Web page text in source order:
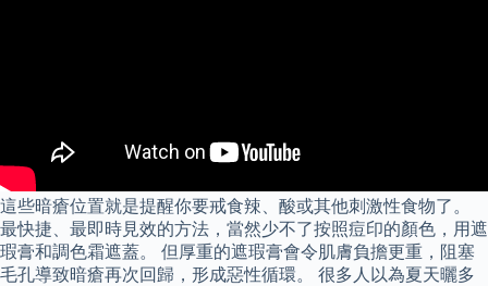
這些暗瘡位置就是提醒你要戒食辣、酸或其他刺激性食物了。
最快捷、最即時見效的方法，當然少不了按照痘印的顏色，用遮
瑕膏和調色霜遮蓋。 但厚重的遮瑕膏會令肌膚負擔更重，阻塞
毛孔導致暗瘡再次回歸，形成惡性循環。 很多人以為夏天曬多